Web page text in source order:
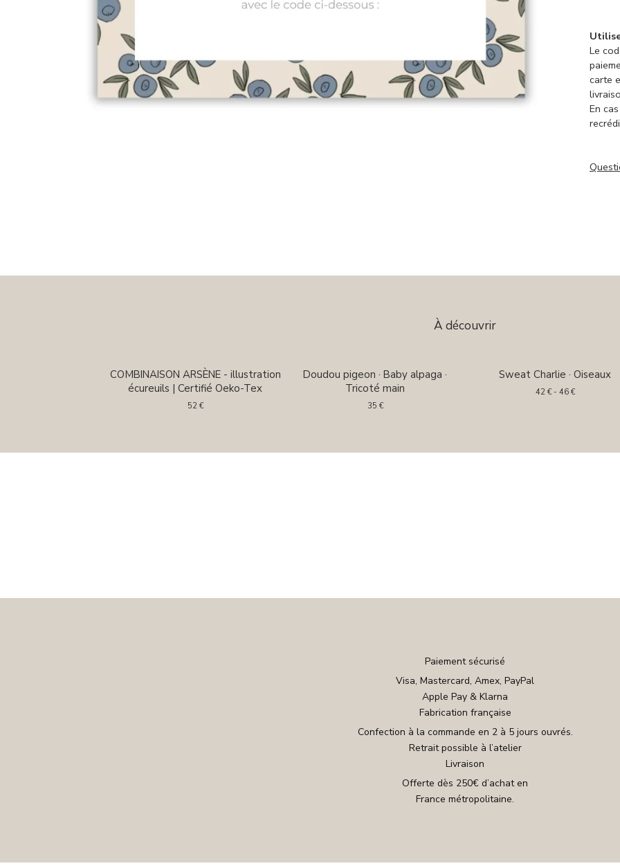
Le
carte
En
À découvrir
COMBINAISON ARSÈNE - illustration
écureuils | Certifié Oeko-Tex
52 €
Doudou pigeon · Baby alpaga ·
Tricoté main
35 €
Sweat Charlie · Oiseaux
42 €- 46 €
Paiement sécurisé
Visa, Mastercard, Amex, PayPal
Apple Pay & Klarna
Fabrication française
Confection à la commande en 2 à 5 jours ouvrés.
Retrait possible à l’atelier
Livraison
Offerte dès 250€ d’achat en
France métropolitaine.